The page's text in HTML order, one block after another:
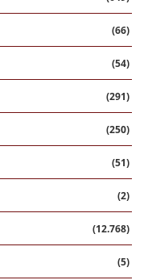
(66)
(54)
(291)
(250)
(51)
(2)
(12.768)
(5)